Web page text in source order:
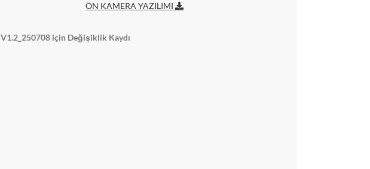
ÖN KAMERA YAZILIMI
V1.2_250708 için Değişiklik Kaydı